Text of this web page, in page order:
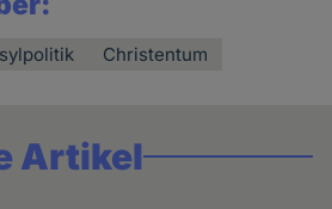
Christentum
Artikel